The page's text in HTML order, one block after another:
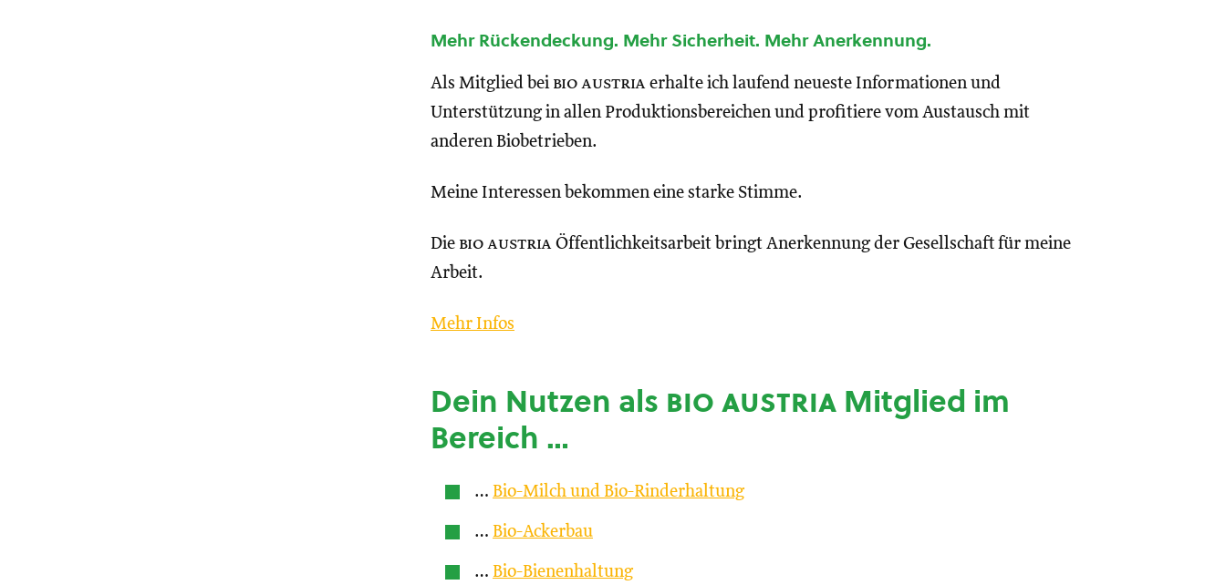
Mehr Rückendeckung. Mehr Sicherheit. Mehr Anerkennung.
Als Mitglied bei bio austria erhalte ich laufend neueste Informationen und
Unterstützung in allen Produktionsbereichen und profitiere vom Austausch mit
anderen Biobetrieben.
Meine Interessen bekommen eine starke Stimme.
Die bio austria Öffentlichkeitsarbeit bringt Anerkennung der Gesellschaft für meine
Arbeit.
Mehr Infos
Dein Nutzen als bio austria Mitglied im
Bereich …
… Bio-Milch und Bio-Rinderhaltung
… Bio-Ackerbau
… Bio-Bienenhaltung